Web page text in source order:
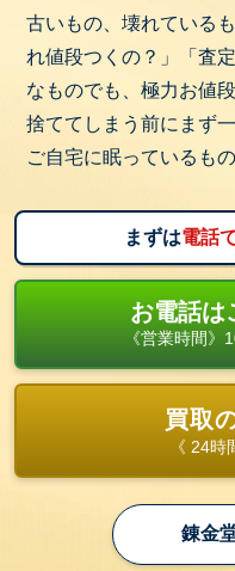
古いもの、壊れている
れ値段つくの？」「査
なものでも、極力お値
捨ててしまう前にまず
ご自宅に眠っているも
まずは電話
お電話は
《営業時間
買取
《 24時
錬金